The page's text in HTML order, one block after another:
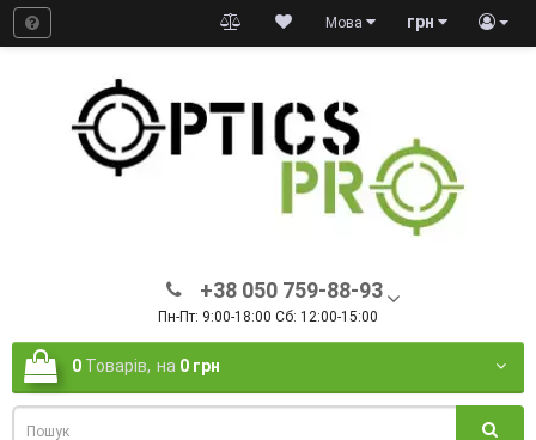
грн
Мова
+38 050 759-88-93
Пн-Пт: 9:00-18:00 Сб: 12:00-15:00
0 Товарів, на 0 грн